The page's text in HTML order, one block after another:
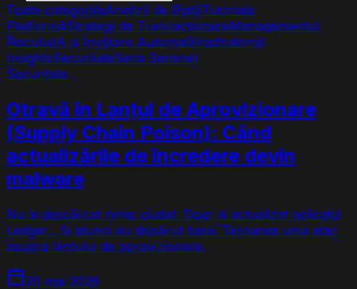
Toate categoriileAnaliză de PiațăTutoriale
PlatformăStrategii de TranzacționareManagementul
RisculuiIA și Învățare AutomatăInstitutional
InsightsSecuritateSeria Sentinel
Securitate
Otravă în Lanțul de Aprovizionare
(Supply Chain Poison): Când
actualizările de încredere devin
malware
Nu ai descărcat nimic ciudat. Doar ai actualizat aplicația
Ledger... Și atunci au dispărut banii. Teroarea unui atac
asupra lanțului de aprovizionare.
20 mai 2026